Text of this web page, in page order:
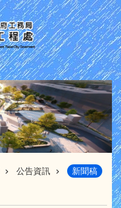
公告資訊 新聞稿